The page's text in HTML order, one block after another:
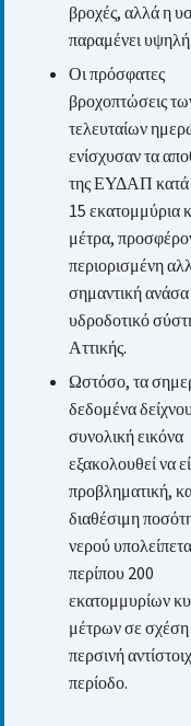
βροχές, αλλά η
παραμένει υψηλή.
Οι πρόσφατες
βροχοπτώσεις
τελευταίων
ενίσχυσαν τα
της ΕΥΔΑΠ κατά
15 εκατομμύρια
μέτρα,
περιορισμένη
σημαντική
υδροδοτικό
Αττικής.
Ωστόσο, τα
δεδομένα
συνολική εικόνα
εξακολουθεί να
προβληματική,
διαθέσιμη
νερού
περίπου 200
εκατομμυρίων
μέτρων σε σχέση
περσινή
περίοδο.